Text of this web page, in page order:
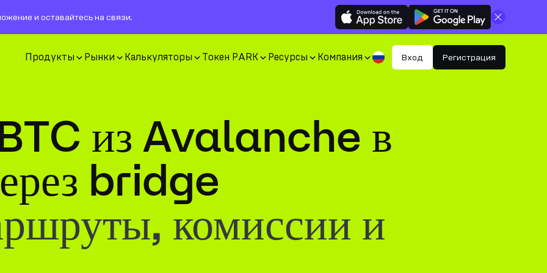
и оставайтесь на связи. Закрыть
Продукты Рынки Калькуляторы Токен PARK Ресурсы Компания Вход Регистрация
из Avalanche в
bridge
комиссии и